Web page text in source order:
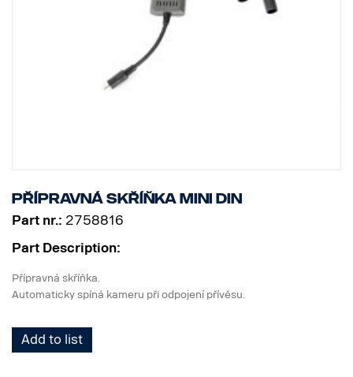
Přípravná skříňka MINI DIN
Part nr.: 2758816
Part Description:
Přípravná skříňka.
Automaticky spíná kameru při odpojení přívěsu.
Add to list